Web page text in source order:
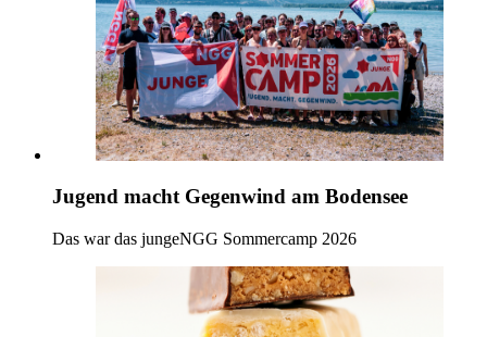
Jugend macht Gegenwind am Bodensee
Das war das jungeNGG Sommercamp 2026